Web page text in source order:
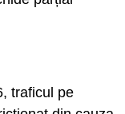
traficul pe